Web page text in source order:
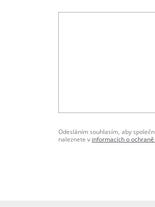
Odesláním souhlasím, aby
naleznete v informacích o